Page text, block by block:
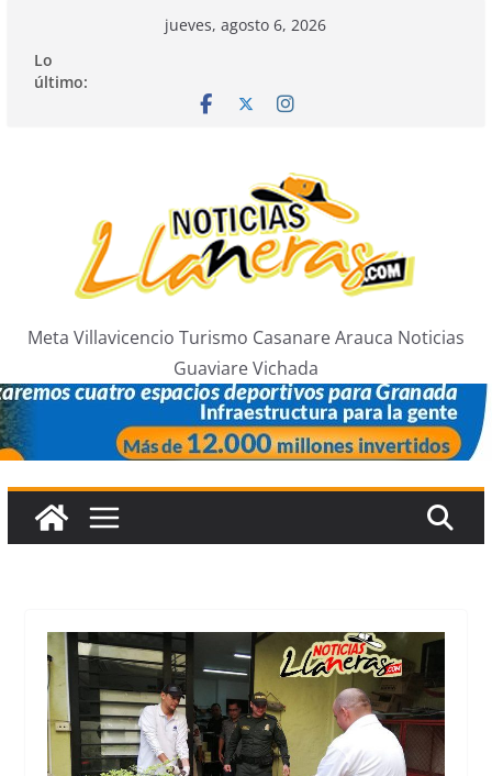
contenido
jueves, agosto 6, 2026
Lo
último:
Meta Villavicencio Turismo Casanare Arauca Noticias
Guaviare Vichada